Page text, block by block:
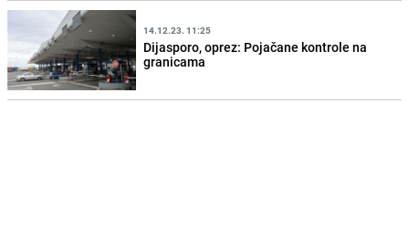
14.12.23. 11:25
Dijasporo, oprez: Pojačane kontrole na
granicama